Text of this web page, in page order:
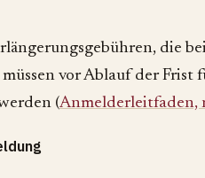
die
vor Ablauf der
(Anmelderleitfaden,